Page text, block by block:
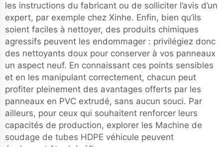
les instructions du fabricant ou de solliciter l’avis d’un
expert, par exemple chez Xinhe. Enfin, bien qu’ils
soient faciles à nettoyer, des produits chimiques
agressifs peuvent les endommager : privilégiez donc
des nettoyants doux pour conserver à vos panneaux
un aspect neuf. En connaissant ces points sensibles
et en les manipulant correctement, chacun peut
profiter pleinement des avantages offerts par les
panneaux en PVC extrudé, sans aucun souci. Par
ailleurs, pour ceux qui souhaitent renforcer leurs
capacités de production, explorer les Machine de
soudage de tubes HDPE véhicule peuvent